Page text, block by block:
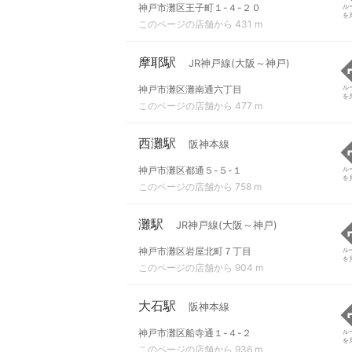
神戸市灘区王子町１-４-２０
このページの店舗から 431 m
ル
を
摩耶駅 JR神戸線(大阪～神戸)
神戸市灘区灘南通六丁目
このページの店舗から 477 m
ル
を
西灘駅 阪神本線
神戸市灘区都通５-５-１
このページの店舗から 758 m
ル
を
灘駅 JR神戸線(大阪～神戸)
神戸市灘区岩屋北町７丁目
このページの店舗から 904 m
ル
を
大石駅 阪神本線
神戸市灘区船寺通１-４-２
このページの店舗から 936 m
ル
を